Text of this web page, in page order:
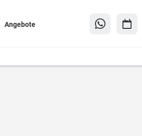
Angebote